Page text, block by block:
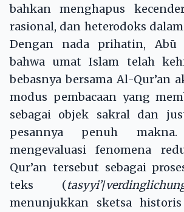
bahkan menghapus
rasional, dan heterodoks
Dengan nada prihatin, Abū
bahwa umat Islam telah
bebasnya bersama Al-Qur’an
modus pembacaan yang
sebagai objek sakral dan
pesannya penuh
mengevaluasi fenomena
Qur’an tersebut sebagai
teks (tasyyi’/
menunjukkan sketsa